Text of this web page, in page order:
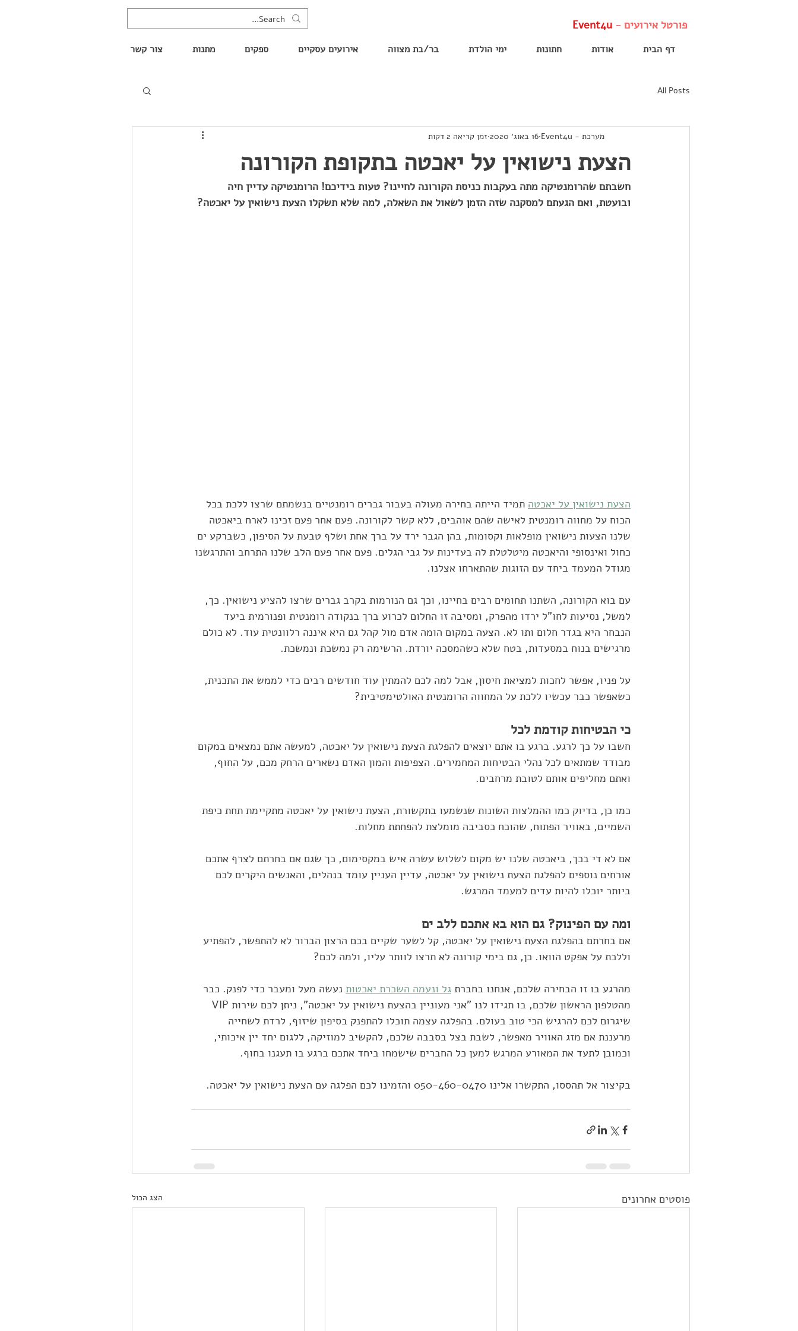
פורטל אירועים - Event4u
דף הבית אודות חתונות ימי הולדת בר/בת מצווה אירועים עסקיים ספקים מתנות צור קשר
All Posts
הצעת נישואין על יאכטה בתקופת הקורונה
מערכת - Event4u 16 באוג׳ 2020 זמן קריאה 2 דקות
חשבתם שהרומנטיקה מתה בעקבות כניסת הקורונה לחיינו? טעות בידיכם! הרומנטיקה עדיין חיה
ובועטת, ואם הגעתם למסקנה שזה הזמן לשאול את השאלה, למה שלא תשקלו הצעת נישואין על יאכטה?
הצעת נישואין על יאכטה תמיד הייתה בחירה מעולה בעבור גברים רומנטיים בנשמתם שרצו ללכת בכל
הכוח על מחווה רומנטית לאישה שהם אוהבים, ללא קשר לקורונה. פעם אחר פעם זכינו לארח ביאכטה
שלנו הצעות נישואין מופלאות וקסומות, בהן הגבר ירד על ברך אחת ושלף טבעת על הסיפון, כשברקע ים
כחול ואינסופי והיאכטה מיטלטלת לה בעדינות על גבי הגלים. פעם אחר פעם הלב שלנו התרחב והתרגשנו
מגודל המעמד ביחד עם הזוגות שהתארחו אצלנו.
עם בוא הקורונה, השתנו תחומים רבים בחיינו, וכך גם הנורמות בקרב גברים שרצו להציע נישואין. כך,
למשל, נסיעות לחו"ל ירדו מהפרק, ומסיבה זו החלום לכרוע ברך בנקודה רומנטית ופנורמית ביעד
הנבחר היא בגדר חלום ותו לא. הצעה במקום הומה אדם מול קהל גם היא איננה רלוונטית עוד. לא כולם
מרגישים בנוח במסעדות, בטח שלא כשהמסכה יורדת. הרשימה רק נמשכת ונמשכת.
על פניו, אפשר לחכות למציאת חיסון, אבל למה לכם להמתין עוד חודשים רבים כדי לממש את התכנית,
כשאפשר כבר עכשיו ללכת על המחווה הרומנטית האולטימטיבית?
כי הבטיחות קודמת לכל
חשבו על כך לרגע. ברגע בו אתם יוצאים להפלגת הצעת נישואין על יאכטה, למעשה אתם נמצאים במקום
מבודד שמתאים לכל נהלי הבטיחות המחמירים. הצפיפות והמון האדם נשארים הרחק מכם, על החוף,
ואתם מחליפים אותם לטובת מרחבים.
כמו כן, בדיוק כמו ההמלצות השונות שנשמעו בתקשורת, הצעת נישואין על יאכטה מתקיימת תחת כיפת
השמיים, באוויר הפתוח, שהוכח כסביבה מומלצת להפחתת מחלות.
אם לא די בכך, ביאכטה שלנו יש מקום לשלוש עשרה איש במקסימום, כך שגם אם בחרתם לצרף אתכם
אורחים נוספים להפלגת הצעת נישואין על יאכטה, עדיין העניין עומד בנהלים, והאנשים היקרים לכם
ביותר יוכלו להיות עדים למעמד המרגש.
ומה עם הפינוק? גם הוא בא אתכם ללב ים
אם בחרתם בהפלגת הצעת נישואין על יאכטה, קל לשער שקיים בכם הרצון הברור לא להתפשר, להפתיע
וללכת על אפקט הוואו. כן, גם בימי קורונה לא תרצו לוותר עליו, ולמה לכם?
מהרגע בו זו הבחירה שלכם, אנחנו בחברת גל ונעמה השכרת יאכטות נעשה מעל ומעבר כדי לפנק. כבר
שיגרום לכם להרגיש הכי טוב בעולם. בהפלגה עצמה תוכלו להתפנק בסיפון שיזוף, לרדת לשחייה
מרעננת אם מזג האוויר מאפשר, לשבת בצל בסבבה שלכם, להקשיב למוזיקה, ללגום יחד יין איכותי,
וכמובן לתעד את המאורע המרגש למען כל החברים שישמחו ביחד אתכם ברגע בו תעגנו בחוף.
בקיצור אל תהססו, התקשרו אלינו 050-460-0470 והזמינו לכם הפלגה עם הצעת נישואין על יאכטה.
פוסטים אחרונים הצג הכול